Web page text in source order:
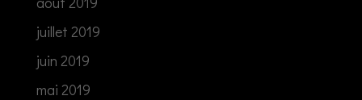
juillet 2019
juin 2019
mai 2019